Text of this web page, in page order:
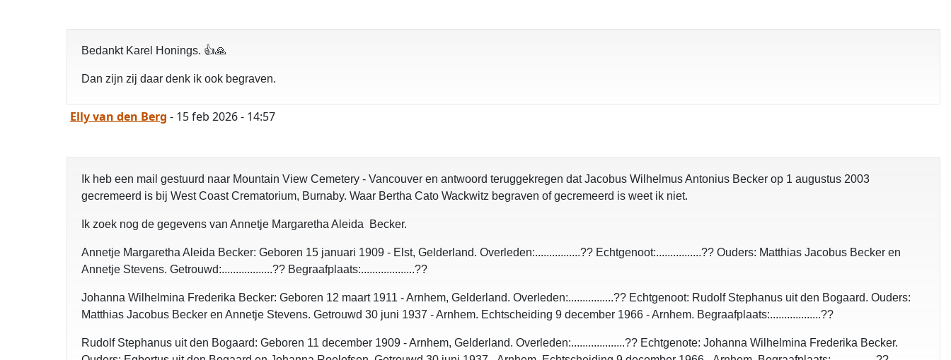
Bedankt Karel Honings. 👍🙏
Dan zijn zij daar denk ik ook begraven.
Elly van den Berg - 15 feb 2026 - 14:57
Ik heb een mail gestuurd naar Mountain View Cemetery - Vancouver en antwoord teruggekregen dat Jacobus Wilhelmus Antonius Becker op 1 augustus 2003
gecremeerd is bij West Coast Crematorium, Burnaby. Waar Bertha Cato Wackwitz begraven of gecremeerd is weet ik niet.
Ik zoek nog de gegevens van Annetje Margaretha Aleida Becker.
Annetje Margaretha Aleida Becker: Geboren 15 januari 1909 - Elst, Gelderland. Overleden:................?? Echtgenoot:................?? Ouders: Matthias Jacobus Becker en
Annetje Stevens. Getrouwd:..................?? Begraafplaats:...................??
Johanna Wilhelmina Frederika Becker: Geboren 12 maart 1911 - Arnhem, Gelderland. Overleden:................?? Echtgenoot: Rudolf Stephanus uit den Bogaard. Ouders:
Matthias Jacobus Becker en Annetje Stevens. Getrouwd 30 juni 1937 - Arnhem. Echtscheiding 9 december 1966 - Arnhem. Begraafplaats:..................??
Rudolf Stephanus uit den Bogaard: Geboren 11 december 1909 - Arnhem, Gelderland. Overleden:...................?? Echtgenote: Johanna Wilhelmina Frederika Becker.